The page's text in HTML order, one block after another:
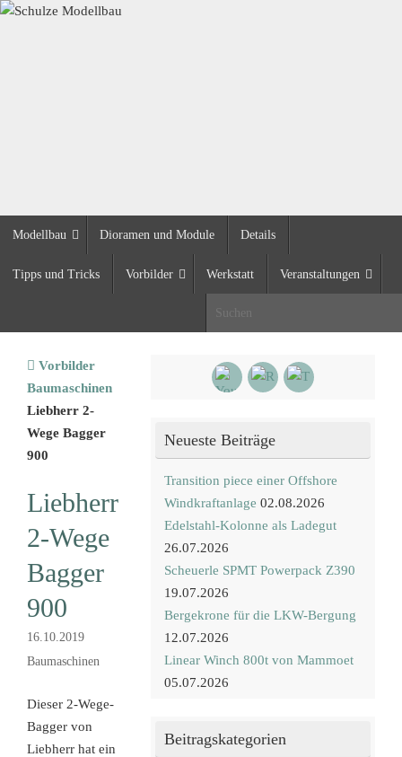
Zum
Inhalt
Modellbau Dioramen und Module Details
Tipps und Tricks Vorbilder Werkstatt Veranstaltungen
Start
Vorbilder
Baumaschinen
Liebherr 2-
Wege Bagger
900
Liebherr
2-Wege
Bagger
900
16.10.2019
Baumaschinen
Dieser 2-Wege-
Bagger von
Liebherr hat ein
Neueste Beiträge
Transition piece einer Offshore
Windkraftanlage 02.08.2026
Edelstahl-Kolonne als Ladegut
26.07.2026
Scheuerle SPMT Powerpack Z390
19.07.2026
Bergekrone für die LKW-Bergung
12.07.2026
Linear Winch 800t von Mammoet
05.07.2026
Beitragskategorien